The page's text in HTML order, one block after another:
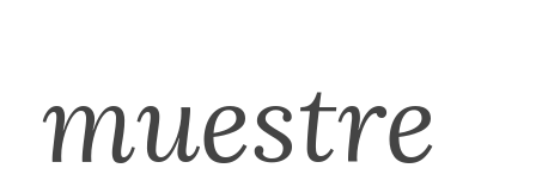
muestre